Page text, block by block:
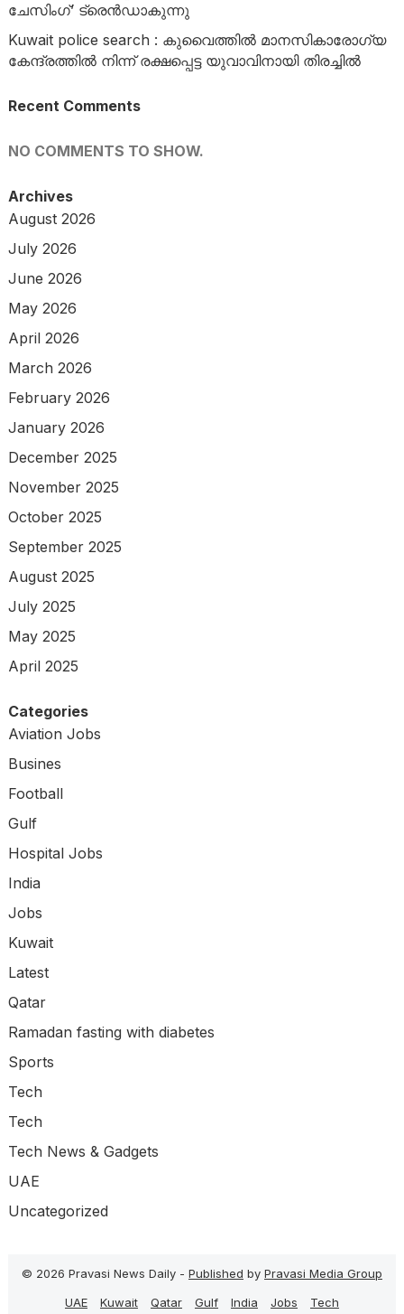
ചേസിംഗ്’ ട്രെൻഡാകുന്നു
Kuwait police search : കുവൈത്തിൽ മാനസികാരോഗ്യ
കേന്ദ്രത്തിൽ നിന്ന് രക്ഷപ്പെട്ട യുവാവിനായി തിരച്ചിൽ
Recent Comments
NO COMMENTS TO SHOW.
Archives
August 2026
July 2026
June 2026
May 2026
April 2026
March 2026
February 2026
January 2026
December 2025
November 2025
October 2025
September 2025
August 2025
July 2025
May 2025
April 2025
Categories
Aviation Jobs
Busines
Football
Gulf
Hospital Jobs
India
Jobs
Kuwait
Latest
Qatar
Ramadan fasting with diabetes
Sports
Tech
Tech
Tech News & Gadgets
UAE
Uncategorized
© 2026 Pravasi News Daily - Published by Pravasi Media Group
UAE
Kuwait Qatar Gulf India Jobs Tech